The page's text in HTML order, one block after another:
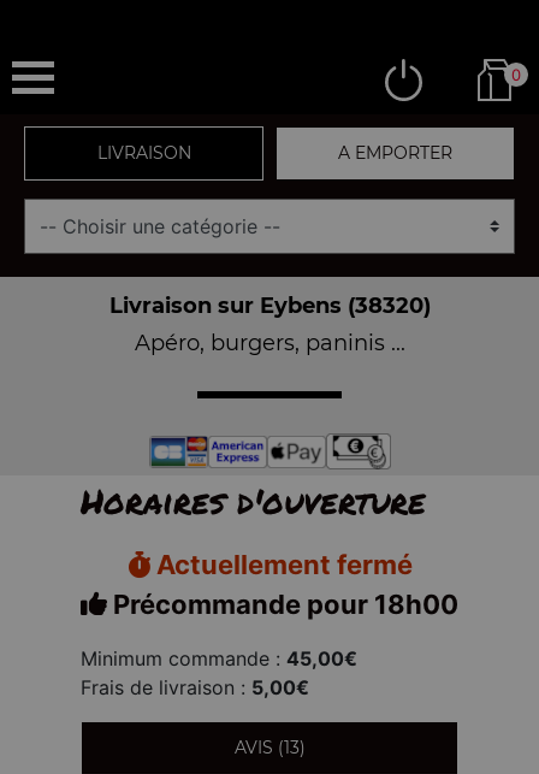
0
LIVRAISON A EMPORTER
Livraison sur Eybens (38320)
Apéro, burgers, paninis ...
Horaires d'ouverture
Actuellement fermé
Précommande pour 18h00
Minimum commande : 45,00€
Frais de livraison : 5,00€
AVIS (13)